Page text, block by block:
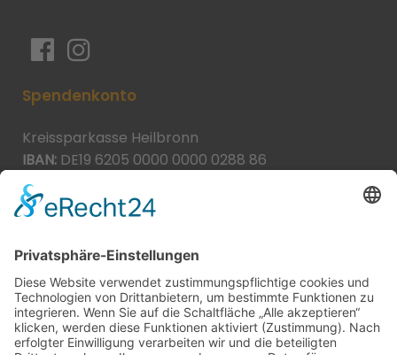
Spendenkonto
Kreissparkasse Heilbronn
IBAN: DE19 6205 0000 0000 0288 86
BIC:
Spende direkt via PayPal
JETZT SPENDEN
paypal@heilbronner-tierschutz.de